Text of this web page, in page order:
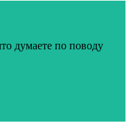
думаете по поводу